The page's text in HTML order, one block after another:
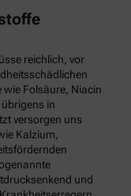
reichlich, vor
Folsäure, Niacin
in
versorgen uns
Kalzium,
und